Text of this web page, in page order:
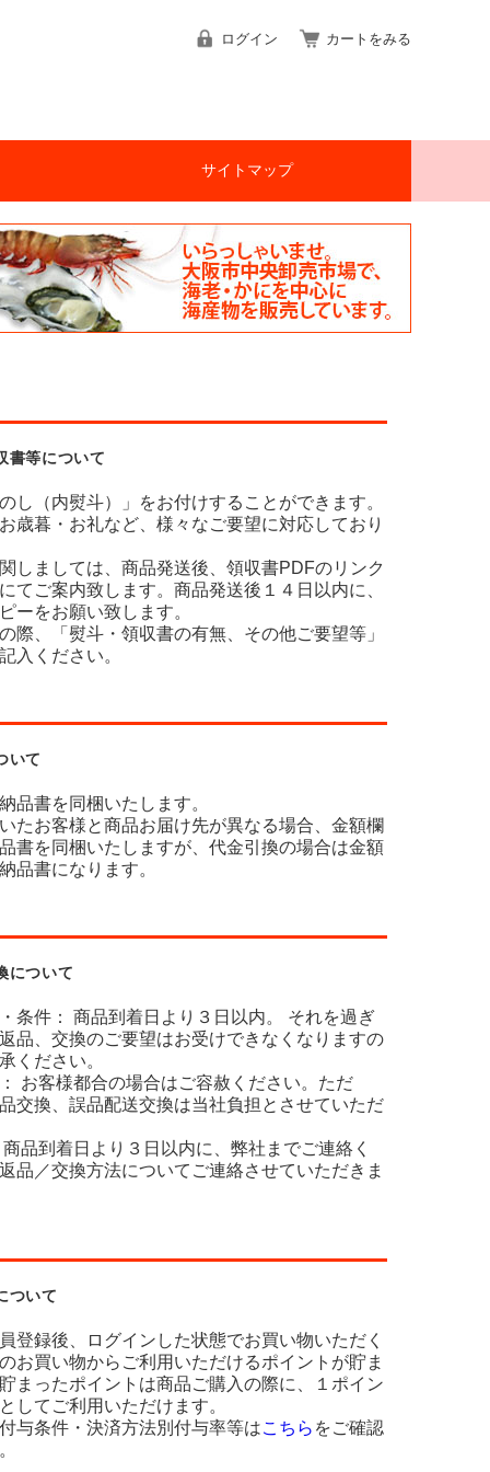
ログイン カートをみる
サイトマップ
書等について
し（内熨斗）」をお付けすることができます。
歳暮・お礼など、様々なご要望に対応しており
しましては、商品発送後、領収書PDFのリンク
てご案内致します。商品発送後１４日以内に、
ーをお願い致します。
際、「熨斗・領収書の有無、その他ご要望等」
入ください。
いて
品書を同梱いたします。
たお客様と商品お届け先が異なる場合、金額欄
書を同梱いたしますが、代金引換の場合は金額
品書になります。
について
条件： 商品到着日より３日以内。 それを過ぎ
品、交換のご要望はお受けできなくなりますの
ください。
お客様都合の場合はご容赦ください。ただ
交換、誤品配送交換は当社負担とさせていただ
品到着日より３日以内に、弊社までご連絡く
品／交換方法についてご連絡させていただきま
ついて
登録後、ログインした状態でお買い物いただく
お買い物からご利用いただけるポイントが貯ま
まったポイントは商品ご購入の際に、１ポイン
してご利用いただけます。
与条件・決済方法別付与率等はこちら をご確認